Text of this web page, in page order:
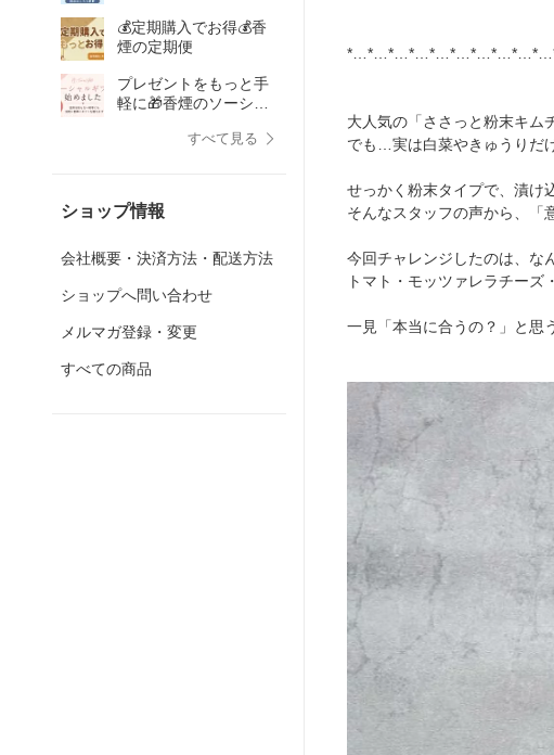
💰定期購入でお得💰香
煙の定期便
プレゼントをもっと手
軽に🎁香煙のソーシャ
すべて見る
ショップ情報
会社概要・決済方法・配送方法
ショップへ問い合わせ
メルマガ登録・変更
すべての商品
家製 辛口 甘口 血合い粉 鉄分豊
大人気の「ささっと粉末キム
でも…実は白菜やきゅうりだ
せっかく粉末タイプで、漬け
そんなスタッフの声から、「
今回チャレンジしたのは、な
トマト・モッツァレラチーズ
一見「本当に合うの？」と思